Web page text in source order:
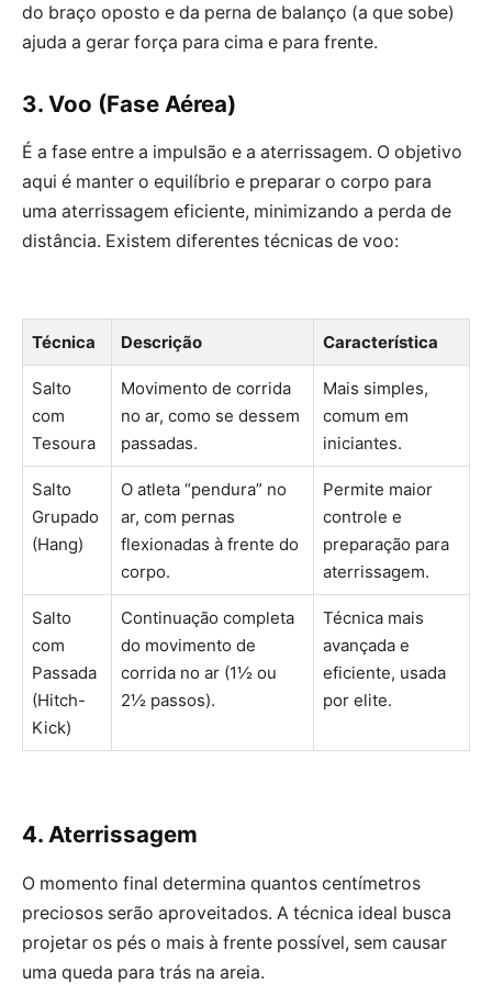
do braço oposto e da perna de balanço (a que sobe)
ajuda a gerar força para cima e para frente.
3. Voo (Fase Aérea)
É a fase entre a impulsão e a aterrissagem. O objetivo
aqui é manter o equilíbrio e preparar o corpo para
uma aterrissagem eficiente, minimizando a perda de
distância. Existem diferentes técnicas de voo:
Técnica Descrição Característica
Salto
com
Tesoura
Movimento de corrida
no ar, como se dessem
passadas.
Mais simples,
comum em
iniciantes.
Salto
Grupado
(Hang)
O atleta “pendura” no
ar, com pernas
flexionadas à frente do
corpo.
Permite maior
controle e
preparação para
aterrissagem.
Salto
com
Passada
(Hitch-
Kick)
Continuação completa
do movimento de
corrida no ar (1½ ou
2½ passos).
Técnica mais
avançada e
eficiente, usada
por elite.
4. Aterrissagem
O momento final determina quantos centímetros
preciosos serão aproveitados. A técnica ideal busca
projetar os pés o mais à frente possível, sem causar
uma queda para trás na areia.